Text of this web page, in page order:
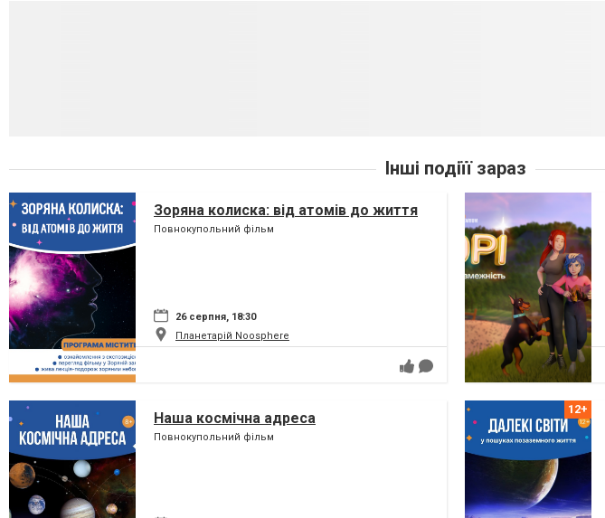
Інші подіїї зараз
Зоряна колиска: від атомів до життя
Повнокупольний фільм
26 серпня, 18:30
Планетарій Noosphere
Наша космічна адреса
Повнокупольний фільм